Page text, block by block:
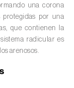
)
una corona
protegidas por una
que contienen la
radicular es
arenosos.